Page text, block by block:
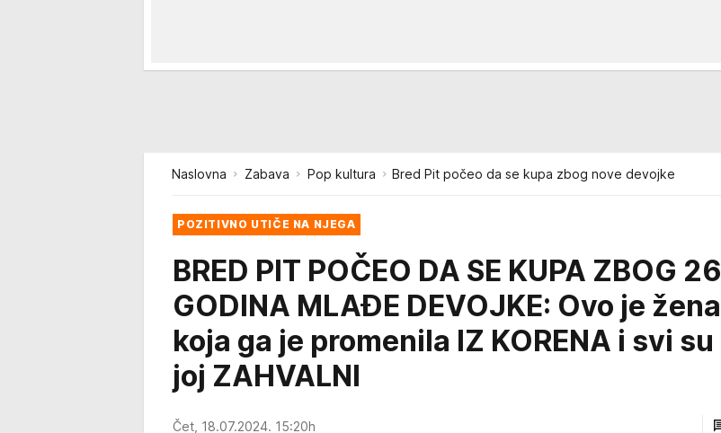
Naslovna Zabava Pop kultura Bred Pit počeo da se kupa zbog nove devojke
POZITIVNO UTIČE NA NJEGA
BRED PIT POČEO DA SE KUPA ZBOG 26
GODINA MLAĐE DEVOJKE: Ovo je žena
koja ga je promenila IZ KORENA i svi su
joj ZAHVALNI
Čet, 18.07.2024. 15:20h